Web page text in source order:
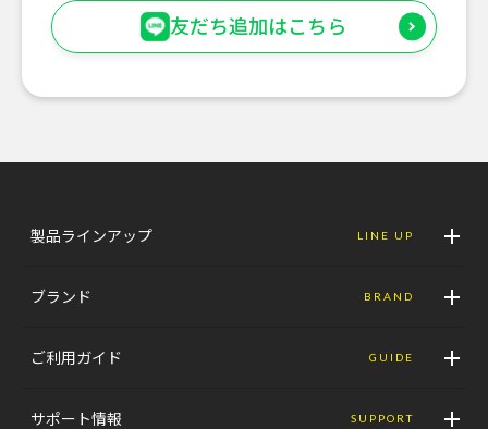
友だち追加はこちら
製品ラインアップ LINE UP
ブランド BRAND
ご利用ガイド GUIDE
サポート情報 SUPPORT